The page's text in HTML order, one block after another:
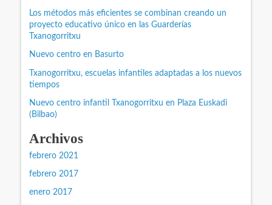
Los métodos más eficientes se combinan creando un
proyecto educativo único en las Guarderías
Txanogorritxu
Nuevo centro en Basurto
Txanogorritxu, escuelas infantiles adaptadas a los nuevos
tiempos
Nuevo centro infantil Txanogorritxu en Plaza Euskadi
(Bilbao)
Archivos
febrero 2021
febrero 2017
enero 2017